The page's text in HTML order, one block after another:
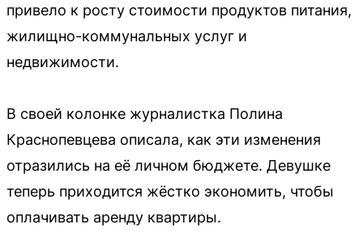
привело к росту стоимости продуктов питания,
жилищно-коммунальных услуг и
недвижимости.
В своей колонке журналистка Полина
Краснопевцева описала, как эти изменения
отразились на её личном бюджете. Девушке
теперь приходится жёстко экономить, чтобы
оплачивать аренду квартиры.